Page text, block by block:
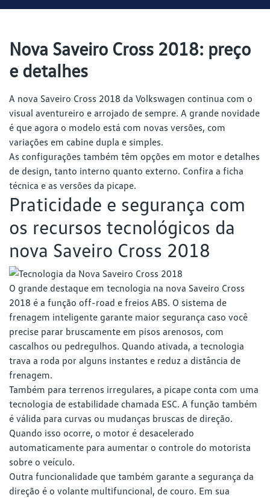
Nova Saveiro Cross 2018: preço
e detalhes
A nova Saveiro Cross 2018 da Volkswagen continua com o
visual aventureiro e arrojado de sempre. A grande novidade
é que agora o modelo está com novas versões, com
variações em cabine dupla e simples.
As configurações também têm opções em motor e detalhes
de design, tanto interno quanto externo. Confira a ficha
técnica e as versões da picape.
Praticidade e segurança com
os recursos tecnológicos da
nova Saveiro Cross 2018
O grande destaque em tecnologia na nova Saveiro Cross
2018 é a função off-road e freios ABS. O sistema de
frenagem inteligente garante maior segurança caso você
precise parar bruscamente em pisos arenosos, com
cascalhos ou pedregulhos. Quando ativada, a tecnologia
trava a roda por alguns instantes e reduz a distância de
frenagem.
Também para terrenos irregulares, a picape conta com uma
tecnologia de estabilidade chamada ESC. A função também
é válida para curvas ou mudanças bruscas de direção.
Quando isso ocorre, o motor é desacelerado
automaticamente para aumentar o controle do motorista
sobre o veículo.
Outra funcionalidade que também garante a segurança da
direção é o volante multifuncional, de couro. Em sua